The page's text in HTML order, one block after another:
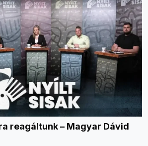
reagáltunk – Magyar Dávid